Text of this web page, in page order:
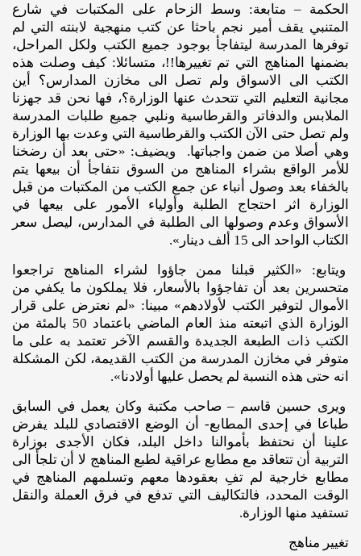
الحكمة – متابعة: وسط الزحام على المكتبات في شارع
المتنبي يقف أمير نجم باحثا عن كتب منهجية لابنته التي لم
توفرها المدرسة ليتفاجأ بوجود جميع الكتب ولكل المراحل،
بضمنها المناهج التي تم تغييرها!!، متسائلا: كيف وصلت هذه
الكتب الى الاسواق ولم تصل الى مخازن المدارس؟ أين
مجانية التعليم التي تتحدث عنها الوزارة؟، فها نحن قد جهزنا
الملابس والدفاتر والقرطاسية ونلبي جميع طلبات المدرسة
ولم تصل حتى الآن الكتب والقرطاسية التي وعدت بها الوزارة
وهي أصلا من ضمن واجباتها. ويضيف: «حتى بعد أن رضخنا
للأمر الواقع بشراء المناهج من السوق نتفاجأ أن بيعها يتم
بالخفاء بعد وصول أنباء عن جمع الكتب من المكتبات من قبل
الوزارة اثر احتجاج الطلبة وأولياء الأمور على بيعها في
الأسواق وعدم وصولها الى الطلبة في المدارس، ليصل سعر
الكتاب الواحد الى 15 ألف دينار».
ويتابع: «الكثير قبلنا ممن جاؤوا لشراء المناهج تراجعوا
متحسرين بعد أن تفاجؤوا بالأسعار، فلا يملكون ما يكفي من
الأموال لتوفير الكتب لأولادهم» مبينا: «لم نعترض على قرار
الوزارة الذي اتبعته منذ العام الماضي باعتماد 50 بالمئة من
الكتب ذات الطبعة الجديدة والقسم الآخر تعتمد به على ما
متوفر في مخازن المدرسة من الكتب القديمة، لكن المشكلة
انه حتى هذه النسبة لم يحصل عليها أولادنا».
ويرى حسين قاسم – صاحب مكتبة وكان يعمل في السابق
طباعا في إحدى المطابع- أن الوضع الاقتصادي للبلد يفرض
علينا أن نحتفظ بأموالنا داخل البلد، فكان الأجدى بوزارة
التربية أن تتعاقد مع مطابع عراقية لطبع المناهج لا أن تلجأ الى
مطابع خارجية لم تفِ بعقودها معهم وتسلمهم المناهج في
الوقت المحدد، فالتكاليف التي تدفع في فرق العملة والنقل
تستفيد منها الوزارة.
تغيير مناهج